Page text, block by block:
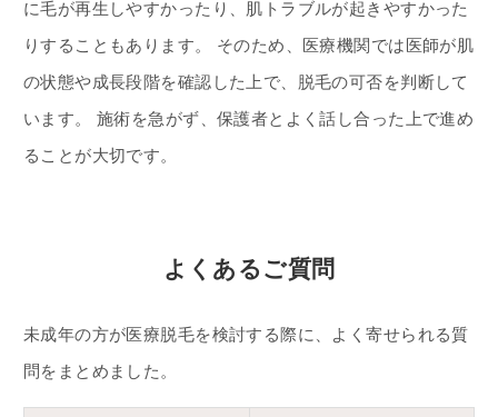
に毛が再生しやすかったり、肌トラブルが起きやすかった
りすることもあります。 そのため、医療機関では医師が肌
の状態や成長段階を確認した上で、脱毛の可否を判断して
います。 施術を急がず、保護者とよく話し合った上で進め
ることが大切です。
よくあるご質問
未成年の方が医療脱毛を検討する際に、よく寄せられる質
問をまとめました。